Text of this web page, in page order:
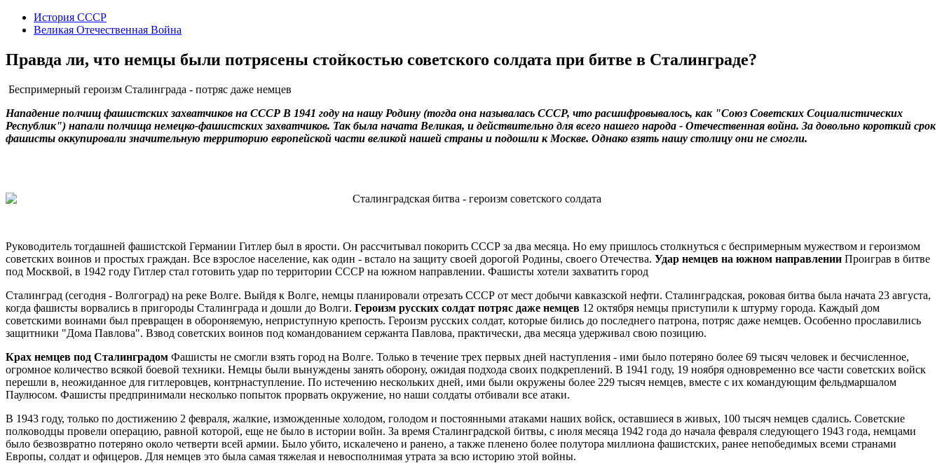
История СССР
Великая Отечественная Война
Правда ли, что немцы были потрясены стойкостью советского солдата при битве в Сталинграде?
Беспримерный героизм Сталинграда - потряс даже немцев
Нападение полчищ фашистских захватчиков на СССР В 1941 году на нашу Родину (тогда она называлась СССР, что расшифровывалось, как "Союз Советских Социалистических
Республик") напали полчища немецко-фашистских захватчиков. Так была начата Великая, и действительно для всего нашего народа - Отечественная война. За довольно короткий срок
фашисты оккупировали значительную территорию европейской части великой нашей страны и подошли к Москве. Однако взять нашу столицу они не смогли.
Руководитель тогдашней фашистской Германии Гитлер был в ярости. Он рассчитывал покорить СССР за два месяца. Но ему пришлось столкнуться с беспримерным мужеством и героизмом
советских воинов и простых граждан. Все взрослое население, как один - встало на защиту своей дорогой Родины, своего Отечества. Удар немцев на южном направлении Проиграв в битве
под Москвой, в 1942 году Гитлер стал готовить удар по территории СССР на южном направлении. Фашисты хотели захватить город
Сталинград (сегодня - Волгоград) на реке Волге. Выйдя к Волге, немцы планировали отрезать СССР от мест добычи кавказской нефти. Сталинградская, роковая битва была начата 23 августа,
когда фашисты ворвались в пригороды Сталинграда и дошли до Волги. Героизм русских солдат потряс даже немцев 12 октября немцы приступили к штурму города. Каждый дом
советскими воинами был превращен в обороняемую, неприступную крепость. Героизм русских солдат, которые бились до последнего патрона, потряс даже немцев. Особенно прославились
защитники "Дома Павлова". Взвод советских воинов под командованием сержанта Павлова, практически, два месяца удерживал свою позицию.
Крах немцев под Сталинградом Фашисты не смогли взять город на Волге. Только в течение трех первых дней наступления - ими было потеряно более 69 тысяч человек и бесчисленное,
огромное количество всякой боевой техники. Немцы были вынуждены занять оборону, ожидая подхода своих подкреплений. В 1941 году, 19 ноября одновременно все части советских войск
перешли в, неожиданное для гитлеровцев, контрнаступление. По истечению нескольких дней, ими были окружены более 229 тысяч немцев, вместе с их командующим фельдмаршалом
Паулюсом. Фашисты предпринимали несколько попыток прорвать окружение, но наши солдаты отбивали все атаки.
В 1943 году, только по достижению 2 февраля, жалкие, изможденные холодом, голодом и постоянными атаками наших войск, оставшиеся в живых, 100 тысяч немцев сдались. Советские
полководцы провели операцию, равной которой, еще не было в истории войн. За время Сталинградской битвы, с июля месяца 1942 года до начала февраля следующего 1943 года, немцами
было безвозвратно потеряно около четверти всей армии. Было убито, искалечено и ранено, а также пленено более полутора миллиона фашистских, ранее непобедимых всеми странами
Европы, солдат и офицеров. Для немцев это была самая тяжелая и невосполнимая утрата за всю историю этой войны.